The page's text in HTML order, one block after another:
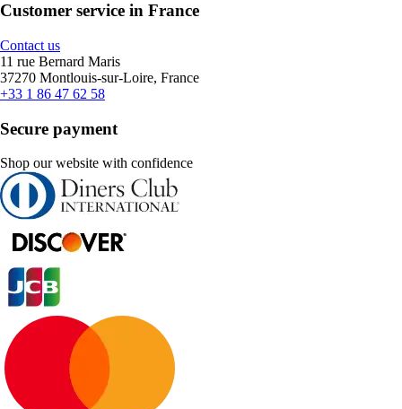
Customer service in France
Contact us
11 rue Bernard Maris
37270 Montlouis-sur-Loire, France
+33 1 86 47 62 58
Secure payment
Shop our website with confidence